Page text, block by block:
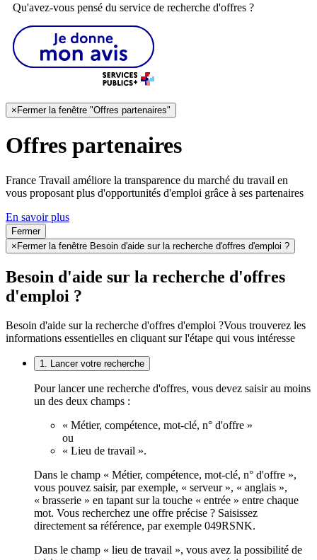
Qu'avez-vous pensé du service de recherche d'offres ?
× Fermer la fenêtre "Offres partenaires"
Offres partenaires
France Travail améliore la transparence du marché du travail en
vous proposant plus d'opportunités d'emploi grâce à ses partenaires
En savoir plus
Fermer
×Fermer la fenêtre Besoin d'aide sur la recherche d'offres d'emploi ?
Besoin d'aide sur la recherche d'offres
d'emploi ?
Besoin d'aide sur la recherche d'offres d'emploi ?Vous trouverez les
informations essentielles en cliquant sur l'étape qui vous intéresse
1. Lancer votre recherche
Pour lancer une recherche d'offres, vous devez saisir au moins
un des deux champs :
« Métier, compétence, mot-clé, n° d'offre »
ou
« Lieu de travail ».
Dans le champ « Métier, compétence, mot-clé, n° d'offre »,
vous pouvez saisir, par exemple, « serveur », « anglais »,
« brasserie » en tapant sur la touche « entrée » entre chaque
mot. Vous recherchez une offre précise ? Saisissez
directement sa référence, par exemple 049RSNK.
Dans le champ « lieu de travail », vous avez la possibilité de